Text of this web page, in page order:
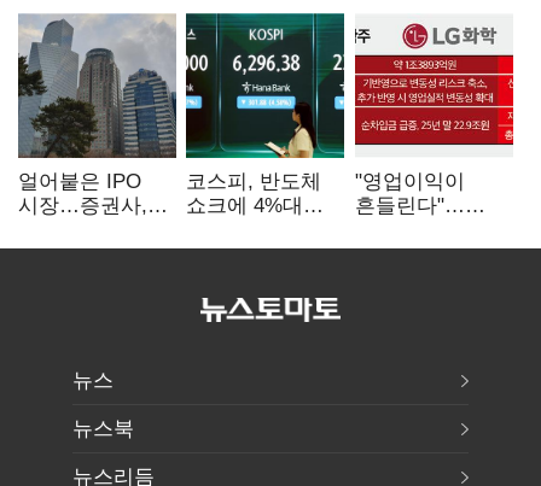
얼어붙은 IPO
시장…증권사,
전쟁' 기대
코스피, 반도체
쇼크에 4%대
5거래일째 상승
"영업이익이
흔들린다"…
18에 취약
뉴스
뉴스북
뉴스리듬